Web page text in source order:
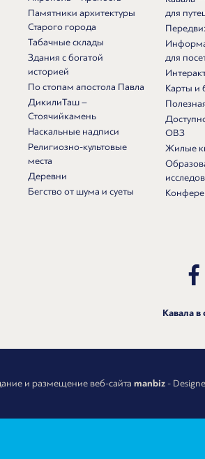
Памятники архитектуры
Старого города
Табачные склады
Здания с богатой
историей
По стопам апостола Павла
ДикилиТаш –
Стоячийкамень
Наскальные надписи
Религиозно-культовые
места
Деревни
Бегство от шума и суеты
для
для
Карты и
ОВЗ
Жилые
Кавала в
и размещение веб-сайта manbiz-